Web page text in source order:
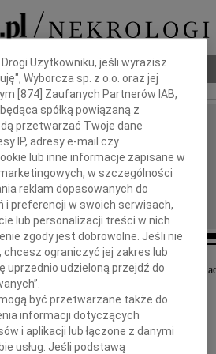
pogrzebowy
Plewińska
Wrocław, Gdańsk
żalem żegnamy dzisiaj naszego
Anię Plewińską
Użytkowniku, jeśli wyrazisz
Wyborcza sp. z o.o. oraz jej
[874] Zaufanych Partnerów IAB,
spółką powiązaną z
przetwarzać Twoje dane
IP, adresy e-mail czy
lub inne informacje zapisane w
w szczególności
reklam dopasowanych do
i preferencji w swoich serwisach,
lub personalizacji treści w nich
zgody jest dobrowolne. Jeśli nie
ograniczyć jej zakres lub
uprzednio udzieloną przejdź do
być przetwarzane także do
informacji dotyczących
i aplikacji lub łączone z danymi
usług. Jeśli podstawą